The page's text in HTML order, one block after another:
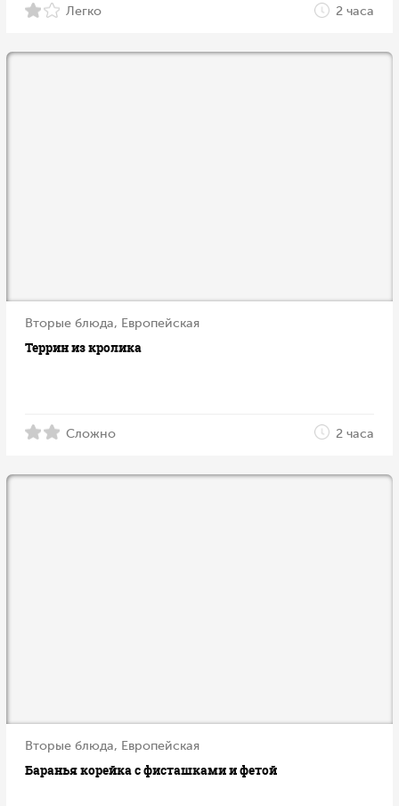
Легко 2 часа
Вторые блюда, Европейская
Террин из кролика
Сложно 2 часа
Вторые блюда, Европейская
Баранья корейка с фисташками и фетой